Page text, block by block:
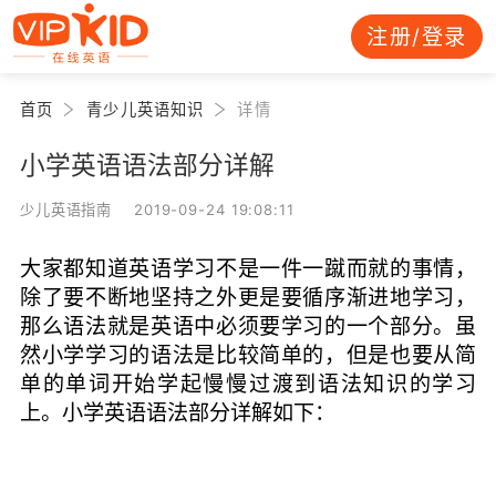
注册/登录
首页 青少儿英语知识 详情
小学英语语法部分详解
少儿英语指南 2019-09-24 19:08:11
大家都知道英语学习不是一件一蹴而就的事情，
除了要不断地坚持之外更是要循序渐进地学习，
那么语法就是英语中必须要学习的一个部分。虽
然小学学习的语法是比较简单的，但是也要从简
单的单词开始学起慢慢过渡到语法知识的学习
上。小学英语语法部分详解如下：